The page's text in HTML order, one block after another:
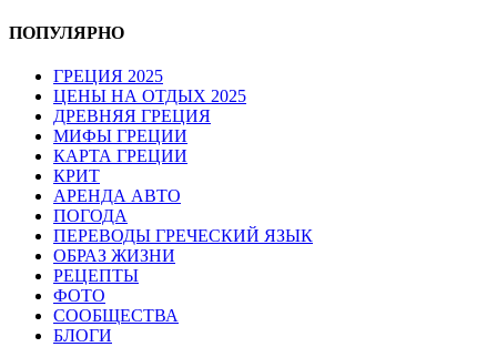
ПОПУЛЯРНО
ГРЕЦИЯ 2025
ЦЕНЫ НА ОТДЫХ 2025
ДРЕВНЯЯ ГРЕЦИЯ
МИФЫ ГРЕЦИИ
КАРТА ГРЕЦИИ
КРИТ
АРЕНДА АВТО
ПОГОДА
ПЕРЕВОДЫ ГРЕЧЕСКИЙ ЯЗЫК
ОБРАЗ ЖИЗНИ
РЕЦЕПТЫ
ФОТО
СООБЩЕСТВА
БЛОГИ